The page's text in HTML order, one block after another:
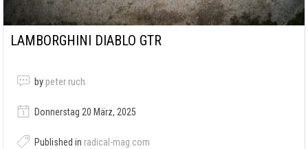
LAMBORGHINI DIABLO GTR
by peter ruch
Donnerstag 20 März, 2025
Published in radical-mag.com